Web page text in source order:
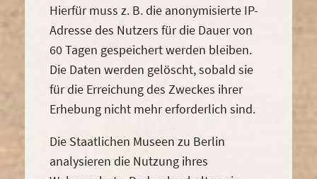
Hierfür muss z. B. die anonymisierte IP-
Adresse des Nutzers für die Dauer von
60 Tagen gespeichert werden bleiben.
Die Daten werden gelöscht, sobald sie
für die Erreichung des Zweckes ihrer
Erhebung nicht mehr erforderlich sind.
Die Staatlichen Museen zu Berlin
analysieren die Nutzung ihres